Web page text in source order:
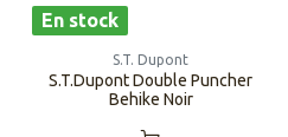
En stock
S.T. Dupont
S.T.Dupont Double Puncher
Behike Noir